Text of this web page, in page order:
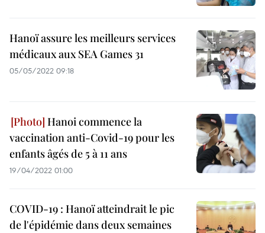
Hanoï assure les meilleurs services
médicaux aux SEA Games 31
05/05/2022 09:18
Hanoi commence la
vaccination anti-Covid-19 pour les
enfants âgés de 5 à 11 ans
19/04/2022 01:00
COVID-19 : Hanoï atteindrait le pic
de l'épidémie dans deux semaines